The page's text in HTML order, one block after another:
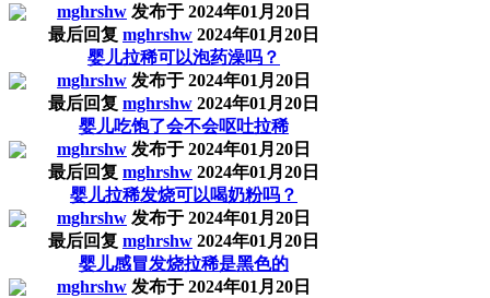
mghrshw 发布于 2024年01月20日
最后回复 mghrshw 2024年01月20日
婴儿拉稀可以泡药澡吗？
mghrshw 发布于 2024年01月20日
最后回复 mghrshw 2024年01月20日
婴儿吃饱了会不会呕吐拉稀
mghrshw 发布于 2024年01月20日
最后回复 mghrshw 2024年01月20日
婴儿拉稀发烧可以喝奶粉吗？
mghrshw 发布于 2024年01月20日
最后回复 mghrshw 2024年01月20日
婴儿感冒发烧拉稀是黑色的
mghrshw 发布于 2024年01月20日